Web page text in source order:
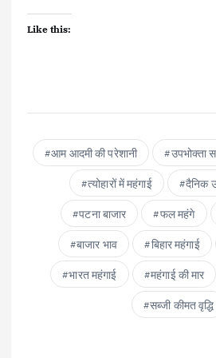
Like this:
आम आदमी की परेशानी उपभोक्ता
त्योहारों में महंगाई
दैनिक
पटना बाजार
फल महंगे
बाजार भाव
बिहार महंगाई
भारत महंगाई
महंगाई की मार
सब्जी कीमत वृद्धि